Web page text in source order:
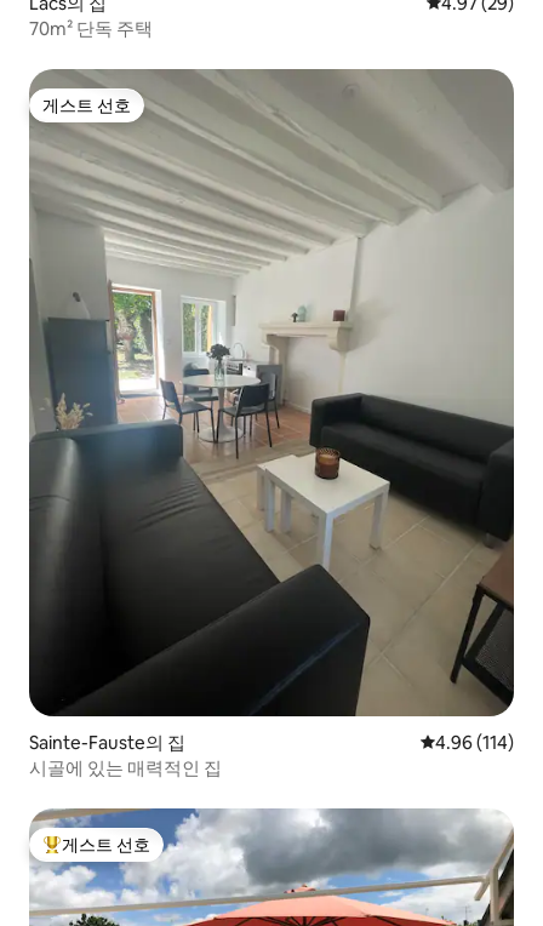
70m² 단독 주택
게스트 선호
게스트 선호
Sainte-Fauste의 집 평점 4.96점(5
4.96 (114)
시골에 있는 매력적인 집
상위 게스트 선호
게스트 선호